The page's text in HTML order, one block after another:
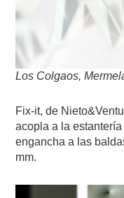
Los Colgaos,
Fix-it, de
acopla a la
engancha a las
mm.